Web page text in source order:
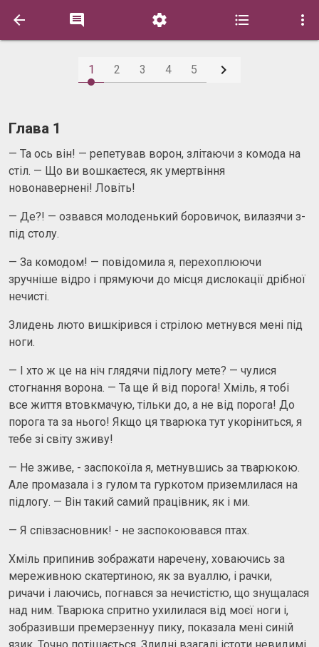
    
1 2 3 4 5 
Глава 1
— Та ось він! — репетував ворон, злітаючи з комода на
стіл. — Що ви вошкаєтеся, як умертвіння
новонавернені! Ловіть!
— Де?! — озвався молоденький боровичок, вилазячи з-
під столу.
— За комодом! — повідомила я, перехоплюючи
зручніше відро і прямуючи до місця дислокації дрібної
нечисті.
Злидень люто вишкірився і стрілою метнувся мені під
ноги.
— І хто ж це на ніч глядячи підлогу мете? — чулися
стогнання ворона. — Та ще й від порога! Хміль, я тобі
все життя втовкмачую, тільки до, а не від порога! До
порога та за нього! Якщо ця тварюка тут укоріниться, я
тебе зі світу зживу!
— Не зживе, - заспокоїла я, метнувшись за тварюкою.
Але промазала і з гулом та гуркотом приземлилася на
підлогу. — Він такий самий працівник, як і ми.
— Я співзасновник! - не заспокоювався птах.
Хміль припинив зображати наречену, ховаючись за
мереживною скатертиною, як за вуаллю, і рачки,
ричачи і лаючись, погнався за нечистістю, що знущалася
над ним. Тварюка спритно ухилилася від моєї ноги і,
зобразивши премерзеннуу пику, показала мені синій
язик. Точно потішається. Злидні взагалі істоти невидимі,